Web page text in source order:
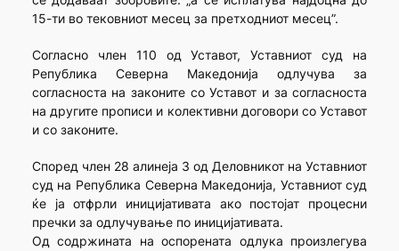
15-ти во тековниот месец за претходниот месец”.
Согласно член 110 од Уставот, Уставниот суд на
Република Северна Македонија одлучува за
согласноста на законите со Уставот и за согласноста
на другите прописи и колективни договори со Уставот
и со законите.
Според член 28 алинеја 3 од Деловникот на Уставниот
суд на Република Северна Македонија, Уставниот суд
ќе ја отфрли иницијативата ако постојат процесни
пречки за одлучување по иницијативата.
Од содржината на оспорената одлука произлегува